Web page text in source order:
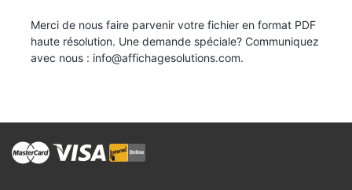
Merci de nous faire parvenir votre fichier en format PDF
haute résolution. Une demande spéciale? Communiquez
avec nous : info@affichagesolutions.com.